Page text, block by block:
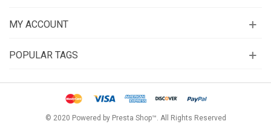
MY ACCOUNT
POPULAR TAGS
© 2020 Powered by Presta Shop™. All Rights Reserved